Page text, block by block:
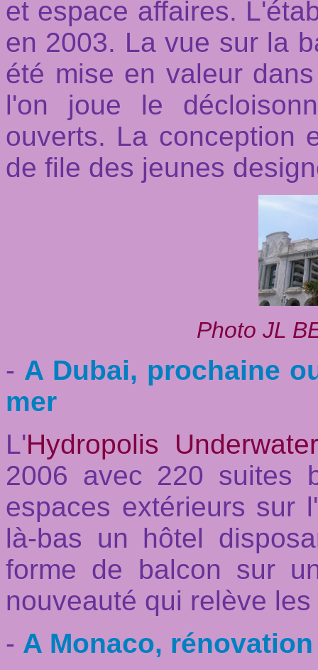
et espace affaires.
en 2003. La vue sur la
été mise en valeur
l'on joue le
ouverts. La conception
de file des jeunes
Photo JL
- A Dubai, prochaine
mer
L'Hydropolis
2006 avec 220 suites
espaces extérieurs sur
là-bas un hôtel
forme de balcon sur
nouveauté qui relève
- A Monaco,